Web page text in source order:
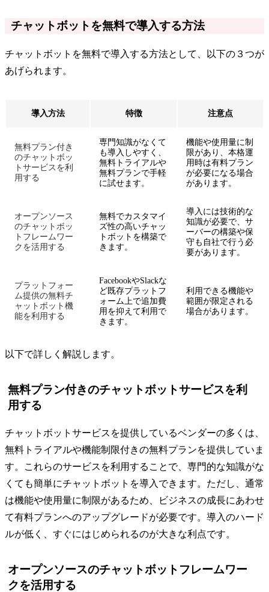
チャットボットを無料で導入する方法
チャットボットを無料で導入する方法として、以下の３つが
あげられます。
導入方法 特徴 注意点
無料プラン付き
のチャットボッ
トサービスを利
用する
専門知識がなくて
も導入しやすく、
無料トライアルや
無料プランで手軽
に試せます。
機能や使用量に制
限があり、本格運
用時は有料プラン
が必要になる場合
があります。
オープンソース
のチャットボッ
トフレームワー
クを活用する
無料でカスタマイ
ズ性の高いチャッ
トボットを構築で
きます。
導入には技術的な
知識が必要で、サ
ーバーの構築や保
守も自社で行う必
要があります。
プラットフォー
ム提供の無料チ
ャットボット機
能を利用する
FacebookやSlackな
ど既存プラットフ
ォーム上で追加費
用を抑えて利用で
きます。
利用できる機能や
範囲が限定される
場合があります。
以下で詳しく解説します。
無料プラン付きのチャットボットサービスを利
用する
チャットボットサービスを提供しているベンダーの多くは、
無料トライアルや機能制限付きの無料プランを提供していま
す。これらのサービスを利用することで、専門的な知識がな
くても簡単にチャットボットを導入できます。ただし、通常
は機能や使用量に制限があるため、ビジネスの成長にあわせ
て有料プランへのアップグレードが必要です。導入のハード
ルが低く、すぐにはじめられるのが大きな利点です。
オープンソースのチャットボットフレームワー
クを活用する